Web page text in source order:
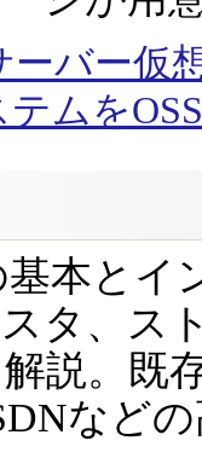
ーバー
ムを
基本と
タ、ス
説。既
など